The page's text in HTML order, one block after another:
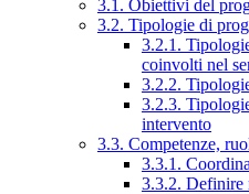
3.1. Obiettivi del
3.2. Tipologie di
3.2.1.
coinvolti nel
3.2.2.
3.2.3.
intervento
3.3. Competenze,
3.3.1.
3.3.2. Definire